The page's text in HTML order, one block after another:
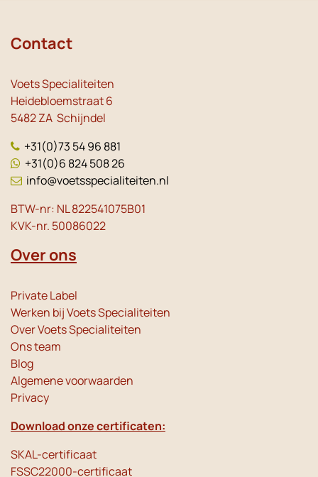
Contact
Voets Specialiteiten
Heidebloemstraat 6
5482 ZA Schijndel
+31(0)73 54 96 881
+31(0)6 824 508 26
info@voetsspecialiteiten.nl
BTW-nr: NL 822541075B01
KVK-nr. 50086022
Over ons
Private Label
Werken bij Voets Specialiteiten
Over Voets Specialiteiten
Ons team
Blog
Algemene voorwaarden
Privacy
Download onze certificaten:
SKAL-certificaat
FSSC22000-certificaat